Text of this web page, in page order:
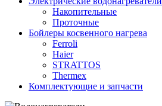
Накопительные
Проточные
Бойлеры косвенного нагрева
Ferroli
Haier
STRATTOS
Thermex
Комплектующие и запчасти